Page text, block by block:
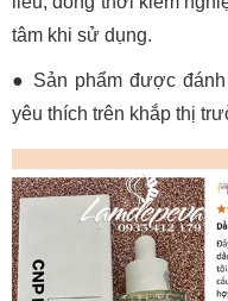
tâm khi sử dụng.
● Sản phẩm được
yêu thích trên khắp thị